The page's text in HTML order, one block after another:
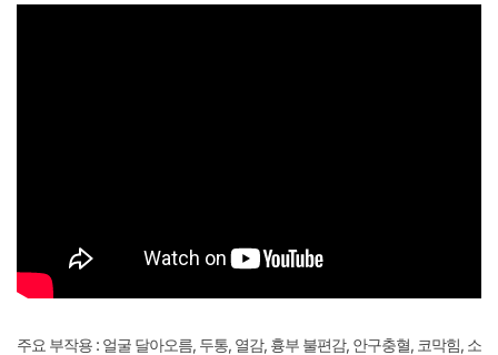
주요 부작용 : 얼굴 달아오름, 두통, 열감, 흉부 불편감, 안구충혈, 코막힘, 소